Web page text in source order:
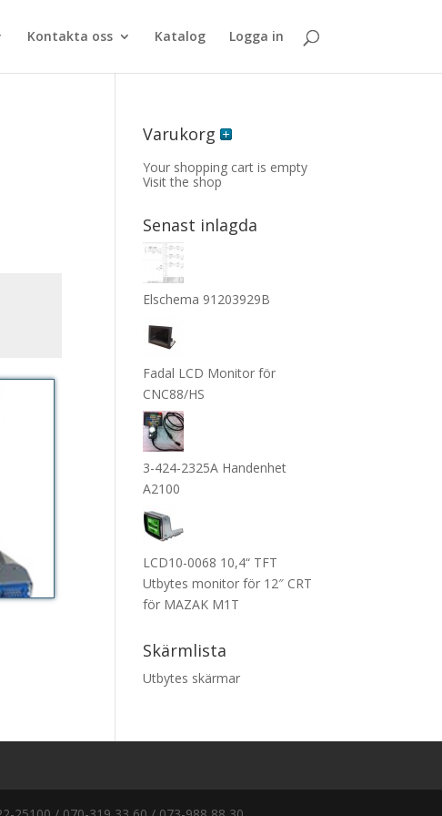
Kontakta oss Katalog Logga in
Varukorg
Your shopping cart is empty
Visit the shop
Senast inlagda
Elschema 91203929B
Fadal LCD Monitor för
CNC88/HS
3-424-2325A Handenhet
A2100
LCD10-0068 10,4“ TFT
Utbytes monitor för 12″ CRT
för MAZAK M1T
Skärmlista
Utbytes skärmar